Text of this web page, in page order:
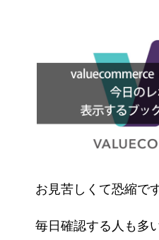
お見苦しくて恐縮で
毎日確認する人も多